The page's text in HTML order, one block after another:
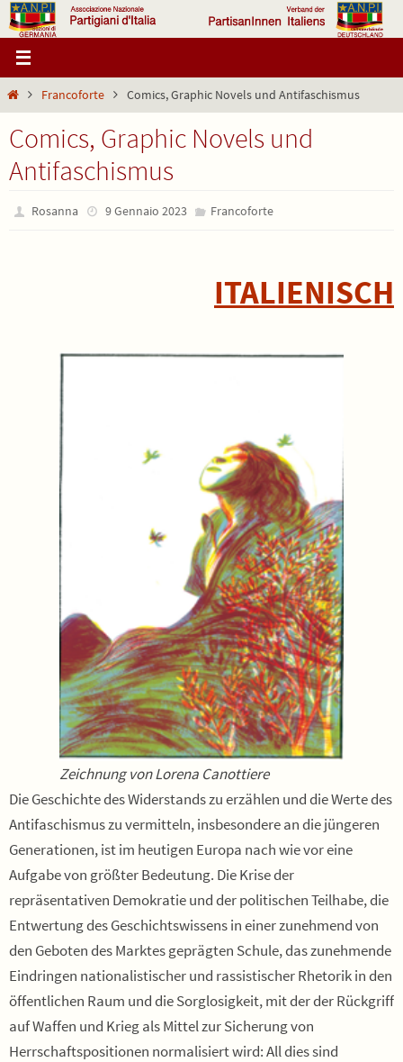
Salta
al
contenuto
HomeFrancoforte Comics, Graphic Novels und Antifaschismus
Comics, Graphic Novels und
Antifaschismus
Rosanna 9 Gennaio 2023 Francoforte
ITALIENISCH
Zeichnung von Lorena Canottiere
Die Geschichte des Widerstands zu erzählen und die Werte des
Antifaschismus zu vermitteln, insbesondere an die jüngeren
Generationen, ist im heutigen Europa nach wie vor eine
Aufgabe von größter Bedeutung. Die Krise der
repräsentativen Demokratie und der politischen Teilhabe, die
Entwertung des Geschichtswissens in einer zunehmend von
den Geboten des Marktes geprägten Schule, das zunehmende
Eindringen nationalistischer und rassistischer Rhetorik in den
öffentlichen Raum und die Sorglosigkeit, mit der der Rückgriff
auf Waffen und Krieg als Mittel zur Sicherung von
Herrschaftspositionen normalisiert wird: All dies sind